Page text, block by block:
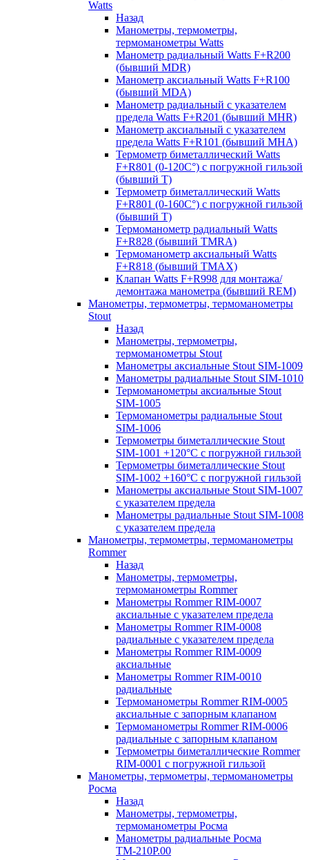
Watts
Назад
Манометры, термометры,
термоманометры Watts
Манометр радиальный Watts F+R200
(бывший MDR)
Манометр аксиальный Watts F+R100
(бывший MDA)
Манометр радиальный с указателем
предела Watts F+R201 (бывший MHR)
Манометр аксиальный с указателем
предела Watts F+R101 (бывший MHA)
Термометр биметаллический Watts
F+R801 (0-120С°) с погружной гильзой
(бывший T)
Термометр биметаллический Watts
F+R801 (0-160С°) с погружной гильзой
(бывший T)
Термоманометр радиальный Watts
F+R828 (бывший TMRA)
Термоманометр аксиальный Watts
F+R818 (бывший TMAX)
Клапан Watts F+R998 для монтажа/
демонтажа манометра (бывший REM)
Манометры, термометры, термоманометры
Stout
Назад
Манометры, термометры,
термоманометры Stout
Манометры аксиальные Stout SIM-1009
Манометры радиальные Stout SIM-1010
Термоманометры аксиальные Stout
SIM-1005
Термоманометры радиальные Stout
SIM-1006
Термометры биметаллические Stout
SIM-1001 +120°С с погружной гильзой
Термометры биметаллические Stout
SIM-1002 +160°С с погружной гильзой
Манометры аксиальные Stout SIM-1007
с указателем предела
Манометры радиальные Stout SIM-1008
с указателем предела
Манометры, термометры, термоманометры
Rommer
Назад
Манометры, термометры,
термоманометры Rommer
Манометры Rommer RIM-0007
аксиальные с указателем предела
Манометры Rommer RIM-0008
радиальные с указателем предела
Манометры Rommer RIM-0009
аксиальные
Манометры Rommer RIM-0010
радиальные
Термоманометры Rommer RIM-0005
аксиальные с запорным клапаном
Термоманометры Rommer RIM-0006
радиальные с запорным клапаном
Термометры биметаллические Rommer
RIM-0001 с погружной гильзой
Манометры, термометры, термоманометры
Росма
Назад
Манометры, термометры,
термоманометры Росма
Манометры радиальные Росма
ТМ-210P.00